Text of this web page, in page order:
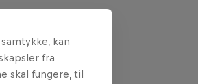
kan
fra
skal fungere, til